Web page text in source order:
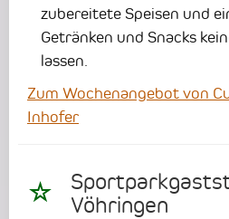
zubereitete Speisen und
Getränken und Snacks
lassen.
Zum Wochenangebot von
Inhofer
Vöhringen